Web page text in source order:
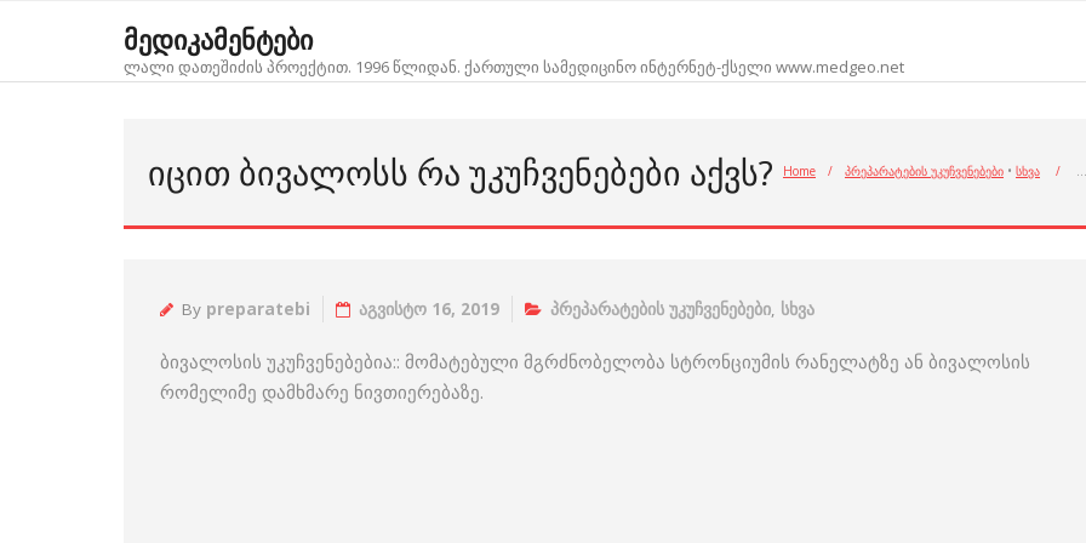
მედიკამენტები
ლალი დათეშიძის პროექტით. 1996 წლიდან. ქართული სამედიცინო ინტერნეტ-ქსელი www.medgeo.net
ᲘᲪᲘᲗ ᲑᲘᲕᲐᲚᲝᲡᲡ ᲠᲐ ᲣᲙᲣᲩᲕᲔᲜᲔᲑᲔᲑᲘ ᲐᲥᲕᲡ? Home / პრეპარატების უკუჩვენებები • სხვა / …
By preparatebi აგვისტო 16, 2019 პრეპარატების უკუჩვენებები, სხვა
ბივალოსის უკუჩვენებებია:: მომატებული მგრძნობელობა სტრონციუმის რანელატზე ან ბივალოსის
რომელიმე დამხმარე ნივთიერებაზე.